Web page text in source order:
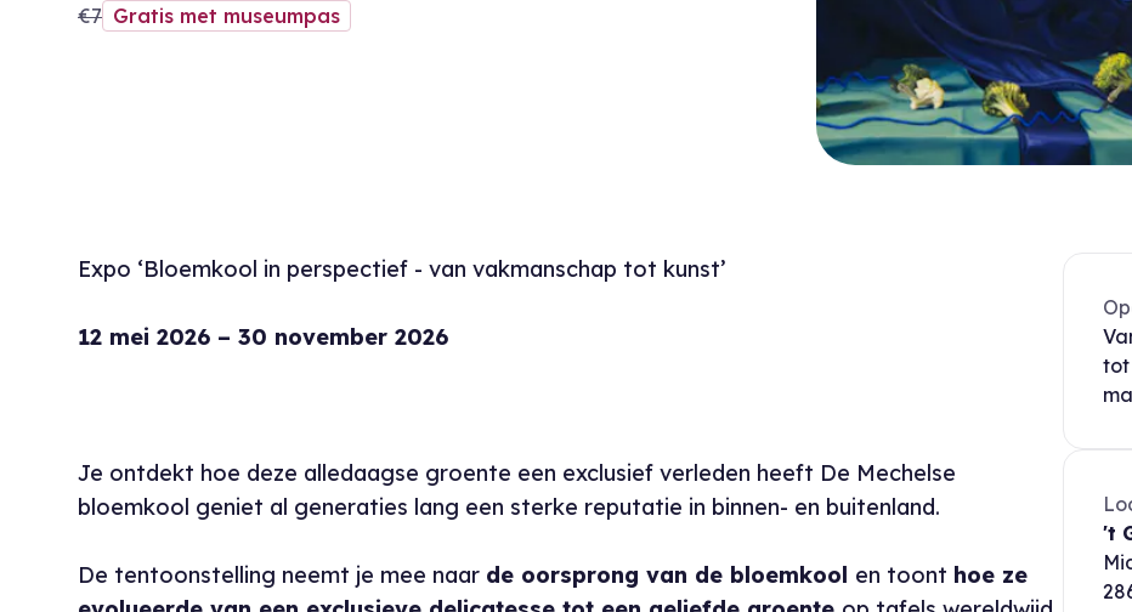
€7 Gratis met museumpas
Expo ‘Bloemkool in perspectief - van vakmanschap tot kunst’
12 mei 2026 – 30 november 2026
Je ontdekt hoe deze alledaagse groente een exclusief verleden heeft De Mechelse
bloemkool geniet al generaties lang een sterke reputatie in binnen- en buitenland.
De tentoonstelling neemt je mee naar de oorsprong van de bloemkool en toont hoe ze
tot
't